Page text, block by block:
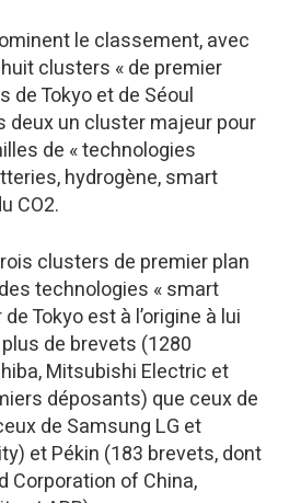
le classement, avec
clusters « de premier
de Tokyo et de Séoul
deux un cluster majeur pour
de « technologies
hydrogène, smart
CO2.
clusters de premier plan
technologies « smart
Tokyo est à l’origine à lui
de brevets (1280
Mitsubishi Electric et
déposants) que ceux de
de Samsung LG et
et Pékin (183 brevets, dont
Corporation of China,